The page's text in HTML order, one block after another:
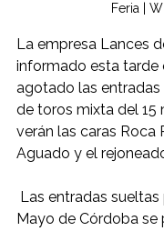
Feria |
La empresa Lances
informado esta tarde
agotado las entradas
de toros mixta del 15
verán las caras Roca
Aguado y el
Mayo de Córdoba se